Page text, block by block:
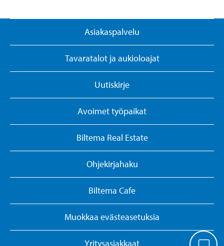
Asiakaspalvelu
Tavaratalot ja aukioloajat
Uutiskirje
Avoimet työpaikat
Biltema Real Estate
Ohjekirjahaku
Biltema Cafe
Muokkaa evästeasetuksia
Yritysasiakkaat